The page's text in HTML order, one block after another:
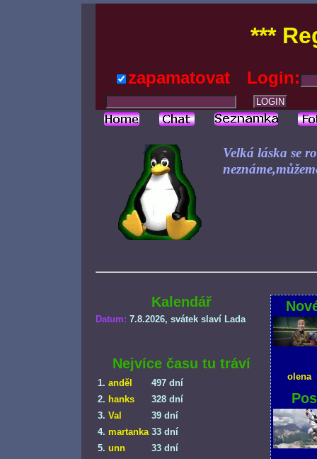
***
zapamatovat Login:
Velká láska se
Kalendář
Datum: 7.8.2026, svátek slaví Lada
Nejvíce času tu tráví
1. anděl
497 dní
2. hanks
328 dní
3. Val
39 dní
4. martanka 33 dní
5. unn 33 dní
olena